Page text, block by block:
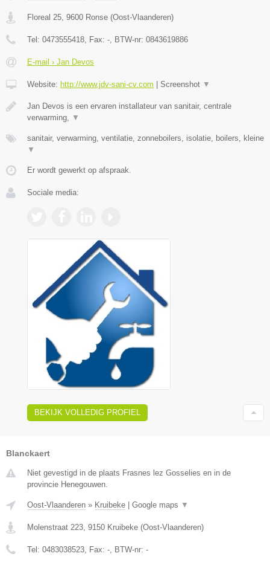
Floreal 25 9600 Ronse (Oost-Vlaanderen)
Tel: 0473555418 , Fax: - , BTW-nr: 0843619886
E-mail › Jan Devos
Website: http://www.jdv-sani-cv.com Screenshot ▼
Jan Devos is een ervaren installateur van sanitair, centrale
verwarming,
▼
sanitair, verwarming, ventilatie, zonneboilers, isolatie, boilers, kleine
▼
Er wordt gewerkt op afspraak.
Sociale media:
BEKIJK VOLLEDIG PROFIEL
Blanckaert
Niet gevestigd in de plaats Frasnes lez Gosselies en in de
provincie Henegouwen.
Oost-Vlaanderen » Kruibeke Google maps ▼
Molenstraat 223 9150 Kruibeke (Oost-Vlaanderen)
Tel: 0483038523 , Fax: - , BTW-nr: -